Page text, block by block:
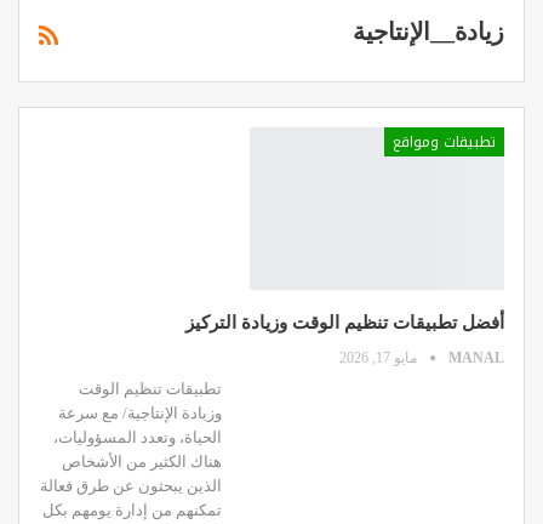
زيادة__الإنتاجية
تطبيقات ومواقع
أفضل تطبيقات تنظيم الوقت وزيادة التركيز
MANAL مايو 17, 2026
تطبيقات تنظيم الوقت
وزيادة الإنتاجية/ مع سرعة
الحياة، وتعدد المسؤوليات،
هناك الكثير من الأشخاص
الذين يبحثون عن طرق فعالة
تمكنهم من إدارة يومهم بكل